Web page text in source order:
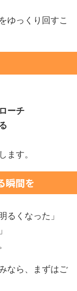
ゆっくり回すこ
ーチ
ます。
瞬間を
るくなった」
なら、まずはご